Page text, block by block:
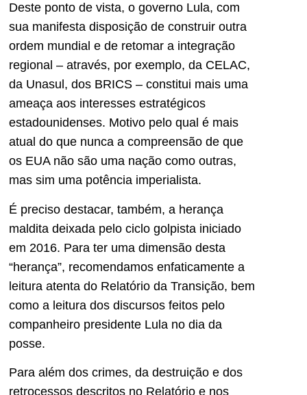
Deste ponto de vista, o governo Lula, com
sua manifesta disposição de construir outra
ordem mundial e de retomar a integração
regional – através, por exemplo, da CELAC,
da Unasul, dos BRICS – constitui mais uma
ameaça aos interesses estratégicos
estadounidenses. Motivo pelo qual é mais
atual do que nunca a compreensão de que
os EUA não são uma nação como outras,
mas sim uma potência imperialista.
É preciso destacar, também, a herança
maldita deixada pelo ciclo golpista iniciado
em 2016. Para ter uma dimensão desta
“herança”, recomendamos enfaticamente a
leitura atenta do Relatório da Transição, bem
como a leitura dos discursos feitos pelo
companheiro presidente Lula no dia da
posse.
Para além dos crimes, da destruição e dos
retrocessos descritos no Relatório e nos